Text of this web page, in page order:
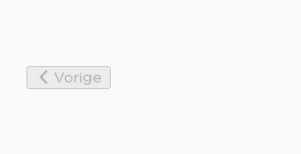
Vorige